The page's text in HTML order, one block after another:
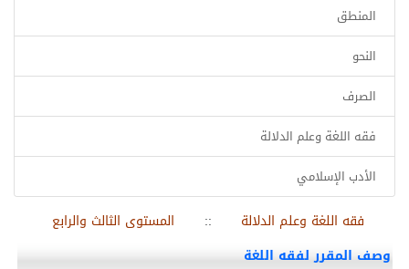
المنطق
النحو
الصرف
فقه اللغة وعلم الدلالة
الأدب الإسلامي
فقه اللغة وعلم الدلالة ::
المستوى الثالث والرابع
وصف المقرر لفقه اللغة